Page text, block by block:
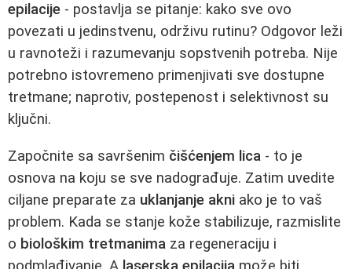
epilacije - postavlja se pitanje: kako sve ovo
povezati u jedinstvenu, održivu rutinu? Odgovor leži
u ravnoteži i razumevanju sopstvenih potreba. Nije
potrebno istovremeno primenjivati sve dostupne
tretmane; naprotiv, postepenost i selektivnost su
ključni.
Započnite sa savršenim čišćenjem lica - to je
osnova na koju se sve nadograđuje. Zatim uvedite
ciljane preparate za uklanjanje akni ako je to vaš
problem. Kada se stanje kože stabilizuje, razmislite
o biološkim tretmanima za regeneraciju i